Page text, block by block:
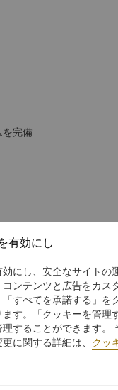
を完備
有効にし
にし、安全なサイトの
ンテンツと広告をカス
すべてを承諾する」を
す。「クッキーを管理
することができます。
に関する詳細は、 クッ